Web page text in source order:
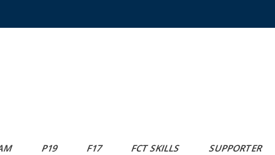
P19 F17 FCT SKILLS SUPPORTER